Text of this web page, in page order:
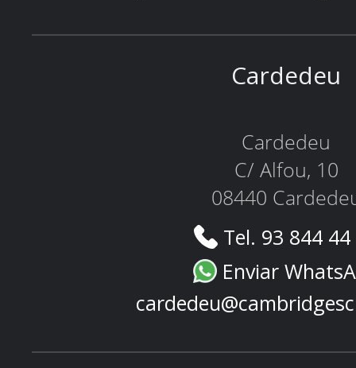
Cardedeu
Cardedeu
C/ Alfou, 10
08440
Tel. 93 844
Enviar